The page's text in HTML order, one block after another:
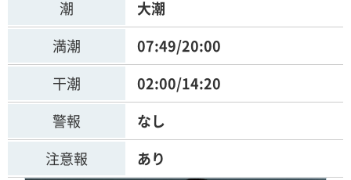
潮
大潮
満潮
07:49/20:00
干潮
02:00/14:20
警報
なし
注意報
あり